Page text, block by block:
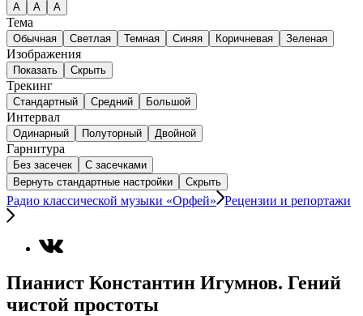
А A A
Тема
Обычная Светлая Темная Синяя Коричневая Зеленая
Изображения
Показать Скрыть
Трекинг
Стандартный Средний Большой
Интервал
Одинарный Полуторный Двойной
Гарнитура
Без засечек
С засечками
Вернуть стандартные настройки
Скрыть
Радио классической музыки «Орфей» Рецензии и репортажи
Пианист Константин Игумнов. Гений
чистой простоты